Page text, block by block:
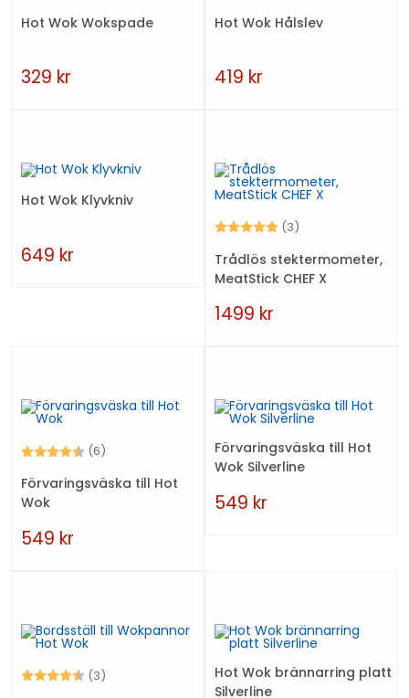
Hot Wok Wokspade
329 kr
Hot Wok Hålslev
419 kr
Hot Wok Klyvkniv
649 kr
Betyg: (3)
Trådlös stektermometer,
MeatStick CHEF X
1499 kr
Betyg: (6)
4.2 utav 5 stjärnor
Förvaringsväska till Hot
Wok
549 kr
Förvaringsväska till Hot
Wok Silverline
549 kr
Betyg: (3) 4.7 utav 5 stjärnorHot Wok brännarring platt
Silverline